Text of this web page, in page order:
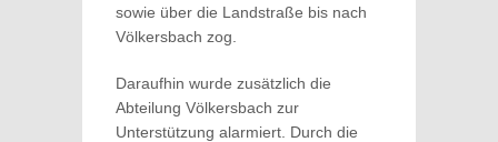
sowie über die Landstraße bis nach
Völkersbach zog.
Daraufhin wurde zusätzlich die
Abteilung Völkersbach zur
Unterstützung alarmiert. Durch die